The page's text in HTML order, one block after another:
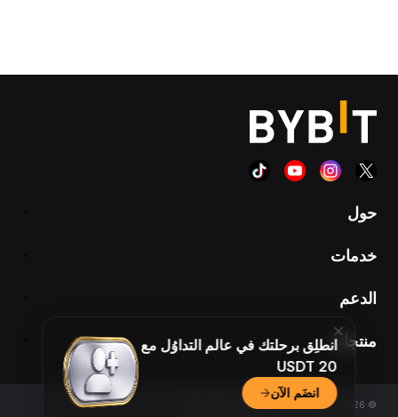
حول
خدمات
الدعم
منتجات
© 2018-2026 Bybit.com. All rights reserved.
انطلِق برحلتك في عالم التداوُل مع
20 USDT
انضَم الآن